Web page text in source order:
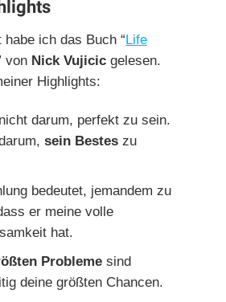
ich das Buch “Life
von Nick Vujicic gelesen.
Highlights:
darum, perfekt zu sein.
sein Bestes zu
bedeutet, jemandem zu
er meine volle
hat.
Probleme sind
deine größten Chancen.